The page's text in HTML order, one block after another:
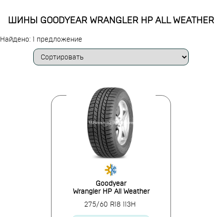
ШИНЫ GOODYEAR WRANGLER HP ALL WEATHER
Найдено: 1 предложение
Goodyear
Wrangler HP All Weather
275/60 R18 113H